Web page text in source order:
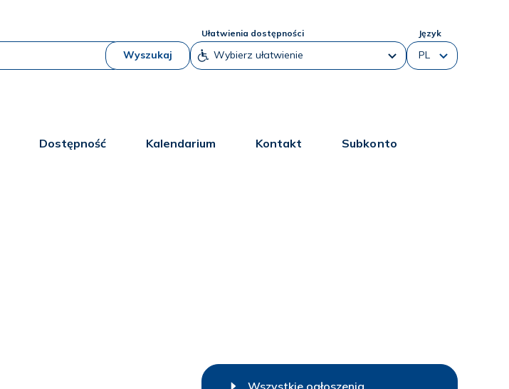
Wyszukaj
Ułatwienia dostępności Język
Dostępność Kalendarium Kontakt Subkonto
Wszystkie ogłoszenia